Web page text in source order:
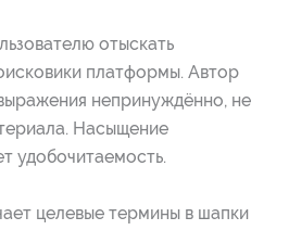
отыскать
платформы. Автор
непринуждённо, не
Насыщение
удобочитаемость.
целевые термины в шапки